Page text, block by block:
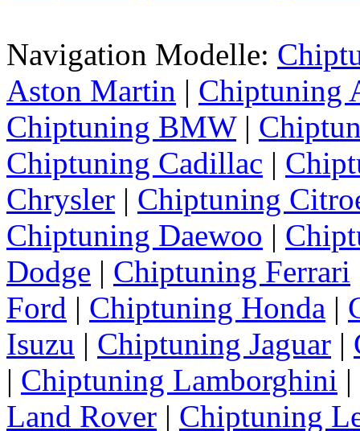
Navigation Modelle:
Aston Martin | Chiptuning
Chiptuning BMW|
Chiptuning Cadillac |
Chrysler | Chiptuning
Chiptuning Daewoo |
Dodge | Chiptuning Ferrari
Ford | Chiptuning Honda |
Isuzu | Chiptuning Jaguar |
| Chiptuning Lamborghini |
Land Rover | Chiptuning